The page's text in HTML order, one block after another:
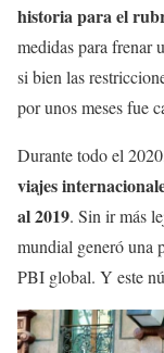
historia para el
medidas para frenar
si bien las
por unos meses fue
Durante todo el
viajes
al 2019. Sin ir más
mundial generó una
PBI global. Y este